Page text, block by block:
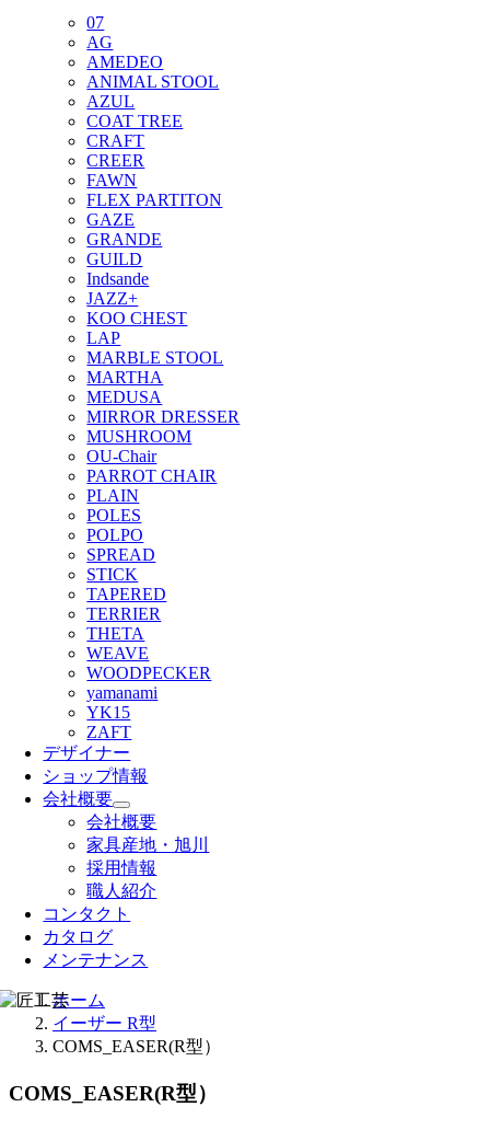
07
AG
AMEDEO
ANIMAL STOOL
AZUL
COAT TREE
CRAFT
CREER
FAWN
FLEX PARTITON
GAZE
GRANDE
GUILD
Indsande
JAZZ+
KOO CHEST
LAP
MARBLE STOOL
MARTHA
MEDUSA
MIRROR DRESSER
MUSHROOM
OU-Chair
PARROT CHAIR
PLAIN
POLES
POLPO
SPREAD
STICK
TAPERED
TERRIER
THETA
WEAVE
WOODPECKER
yamanami
YK15
ZAFT
デザイナー
ショップ情報
会社概要
会社概要
家具産地・旭川
採用情報
職人紹介
コンタクト
カタログ
メンテナンス
ホーム
イーザー R型
COMS_EASER(R型）
COMS_EASER(R型）